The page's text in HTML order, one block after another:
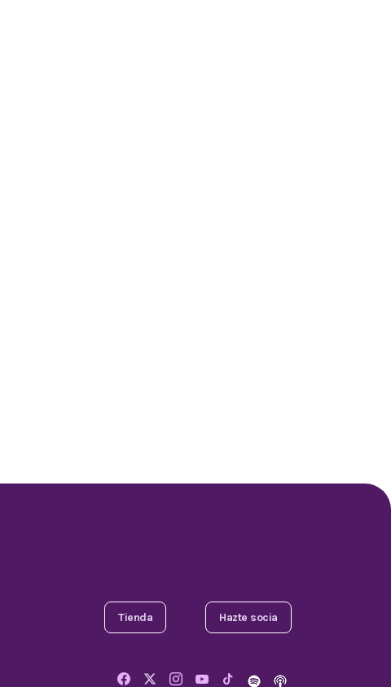
Tienda Hazte socia